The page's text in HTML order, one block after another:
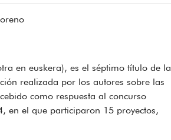
en euskera), es el séptimo título de la
realizada por los autores sobre las
como respuesta al concurso
en el que participaron 15 proyectos,